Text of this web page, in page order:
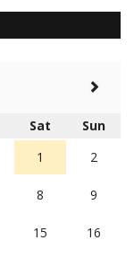
Sat
Sun
1
2
8 9
15 16